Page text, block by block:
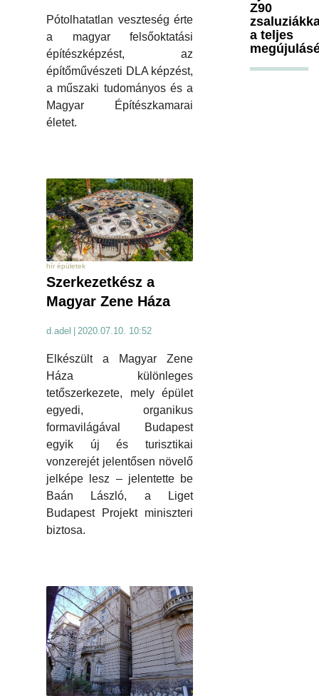
Pótolhatatlan veszteség érte
a magyar felsőoktatási
építészképzést, az
építőművészeti DLA képzést,
a műszaki tudományos és a
Magyar Építészkamarai
életet.
hír épületek
Szerkezetkész a
Magyar Zene Háza
d.adel 2020.07.10. 10:52
Elkészült a Magyar Zene
Háza különleges
tetőszerkezete, mely épület
egyedi, organikus
formavilágával Budapest
egyik új és turisztikai
vonzerejét jelentősen növelő
jelképe lesz – jelentette be
Baán László, a Liget
Budapest Projekt miniszteri
biztosa.
Z90
a teljes